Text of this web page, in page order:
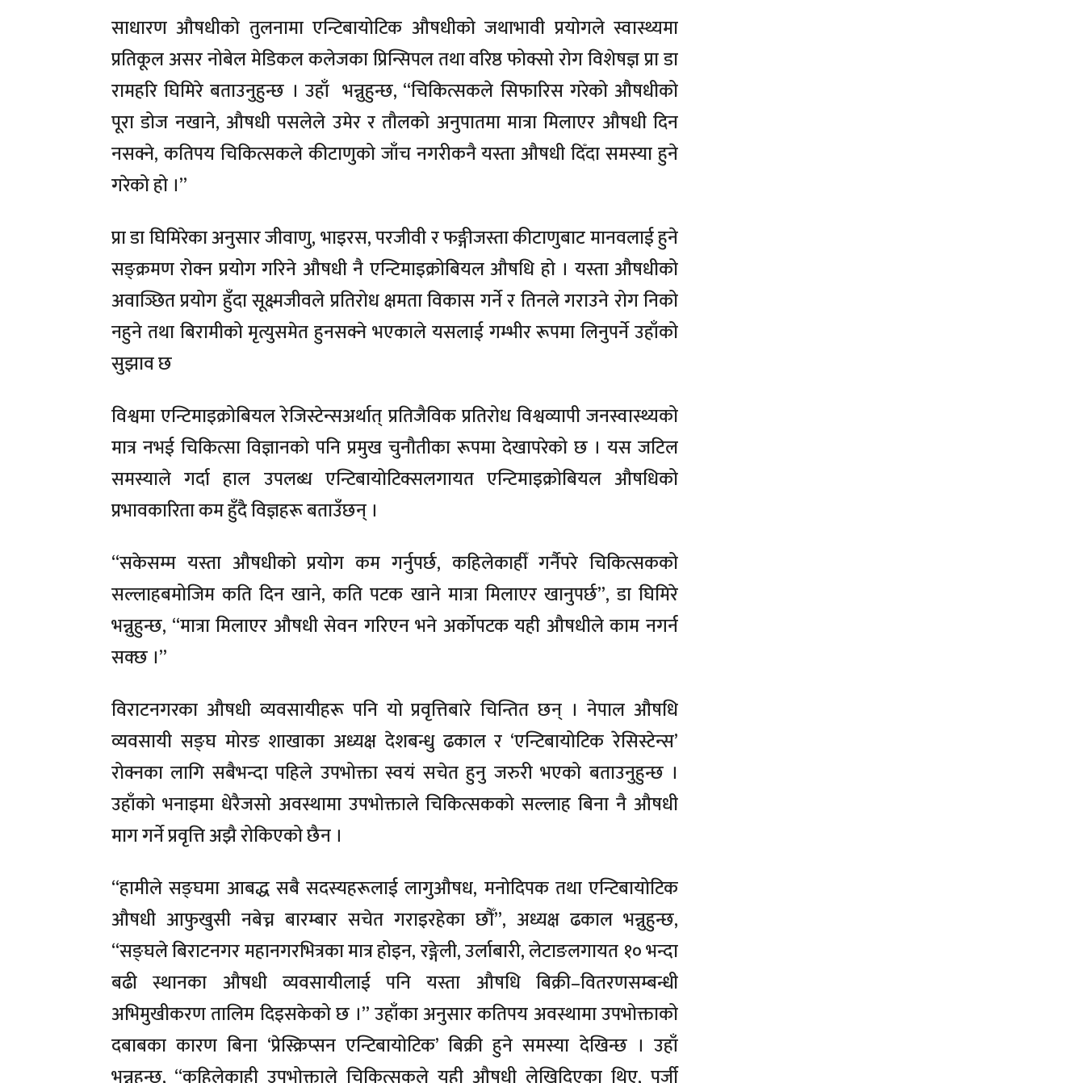
साधारण औषधीको तुलनामा एन्टिबायोटिक औषधीको जथाभावी प्रयोगले स्वास्थ्यमा
प्रतिकूल असर नोबेल मेडिकल कलेजका प्रिन्सिपल तथा वरिष्ठ फोक्सो रोग विशेषज्ञ प्रा डा
रामहरि घिमिरे बताउनुहुन्छ । उहाँ भन्नुहुन्छ, “चिकित्सकले सिफारिस गरेको औषधीको
पूरा डोज नखाने, औषधी पसलेले उमेर र तौलको अनुपातमा मात्रा मिलाएर औषधी दिन
नसक्ने, कतिपय चिकित्सकले कीटाणुको जाँच नगरीकनै यस्ता औषधी दिँदा समस्या हुने
गरेको हो ।”
प्रा डा घिमिरेका अनुसार जीवाणु, भाइरस, परजीवी र फङ्गीजस्ता कीटाणुबाट मानवलाई हुने
सङ्क्रमण रोक्न प्रयोग गरिने औषधी नै एन्टिमाइक्रोबियल औषधि हो । यस्ता औषधीको
अवाञ्छित प्रयोग हुँदा सूक्ष्मजीवले प्रतिरोध क्षमता विकास गर्ने र तिनले गराउने रोग निको
नहुने तथा बिरामीको मृत्युसमेत हुनसक्ने भएकाले यसलाई गम्भीर रूपमा लिनुपर्ने उहाँको
सुझाव छ
विश्वमा एन्टिमाइक्रोबियल रेजिस्टेन्सअर्थात् प्रतिजैविक प्रतिरोध विश्वव्यापी जनस्वास्थ्यको
मात्र नभई चिकित्सा विज्ञानको पनि प्रमुख चुनौतीका रूपमा देखापरेको छ । यस जटिल
समस्याले गर्दा हाल उपलब्ध एन्टिबायोटिक्सलगायत एन्टिमाइक्रोबियल औषधिको
प्रभावकारिता कम हुँदै विज्ञहरू बताउँछन् ।
“सकेसम्म यस्ता औषधीको प्रयोग कम गर्नुपर्छ, कहिलेकाहीँ गर्नैपरे चिकित्सकको
सल्लाहबमोजिम कति दिन खाने, कति पटक खाने मात्रा मिलाएर खानुपर्छ”, डा घिमिरे
भन्नुहुन्छ, “मात्रा मिलाएर औषधी सेवन गरिएन भने अर्कोपटक यही औषधीले काम नगर्न
सक्छ ।”
विराटनगरका औषधी व्यवसायीहरू पनि यो प्रवृत्तिबारे चिन्तित छन् । नेपाल औषधि
व्यवसायी सङ्घ मोरङ शाखाका अध्यक्ष देशबन्धु ढकाल र ‘एन्टिबायोटिक रेसिस्टेन्स’
रोक्नका लागि सबैभन्दा पहिले उपभोक्ता स्वयं सचेत हुनु जरुरी भएको बताउनुहुन्छ ।
उहाँको भनाइमा धेरैजसो अवस्थामा उपभोक्ताले चिकित्सकको सल्लाह बिना नै औषधी
माग गर्ने प्रवृत्ति अझै रोकिएको छैन ।
“हामीले सङ्घमा आबद्ध सबै सदस्यहरूलाई लागुऔषध, मनोदिपक तथा एन्टिबायोटिक
औषधी आफुखुसी नबेच्न बारम्बार सचेत गराइरहेका छौँ”, अध्यक्ष ढकाल भन्नुहुन्छ,
“सङ्घले बिराटनगर महानगरभित्रका मात्र होइन, रङ्गेली, उर्लाबारी, लेटाङलगायत १० भन्दा
बढी स्थानका औषधी व्यवसायीलाई पनि यस्ता औषधि बिक्री–वितरणसम्बन्धी
अभिमुखीकरण तालिम दिइसकेको छ ।” उहाँका अनुसार कतिपय अवस्थामा उपभोक्ताको
दबाबका कारण बिना ‘प्रेस्क्रिप्सन एन्टिबायोटिक’ बिक्री हुने समस्या देखिन्छ । उहाँ